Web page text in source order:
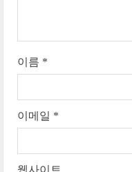
이름 *
이메일 *
웹사이트